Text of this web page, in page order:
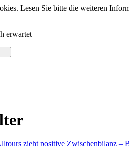
Lesen Sie bitte die weiteren
erwartet